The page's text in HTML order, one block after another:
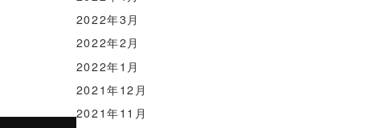
2022年3月
2022年2月
2022年1月
2021年12月
2021年11月